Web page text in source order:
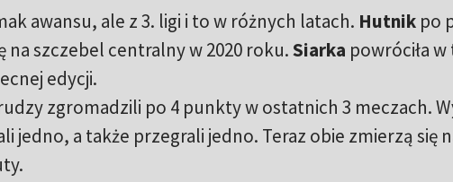
awansu, ale z 3. ligi i to w różnych latach. Hutnikpo
na szczebel centralny w 2020 roku.Siarka powróciła
edycji.
zgromadzili po 4 punkty w ostatnich 3 meczach.
jedno, a także przegrali jedno. Teraz obie zmierzą się